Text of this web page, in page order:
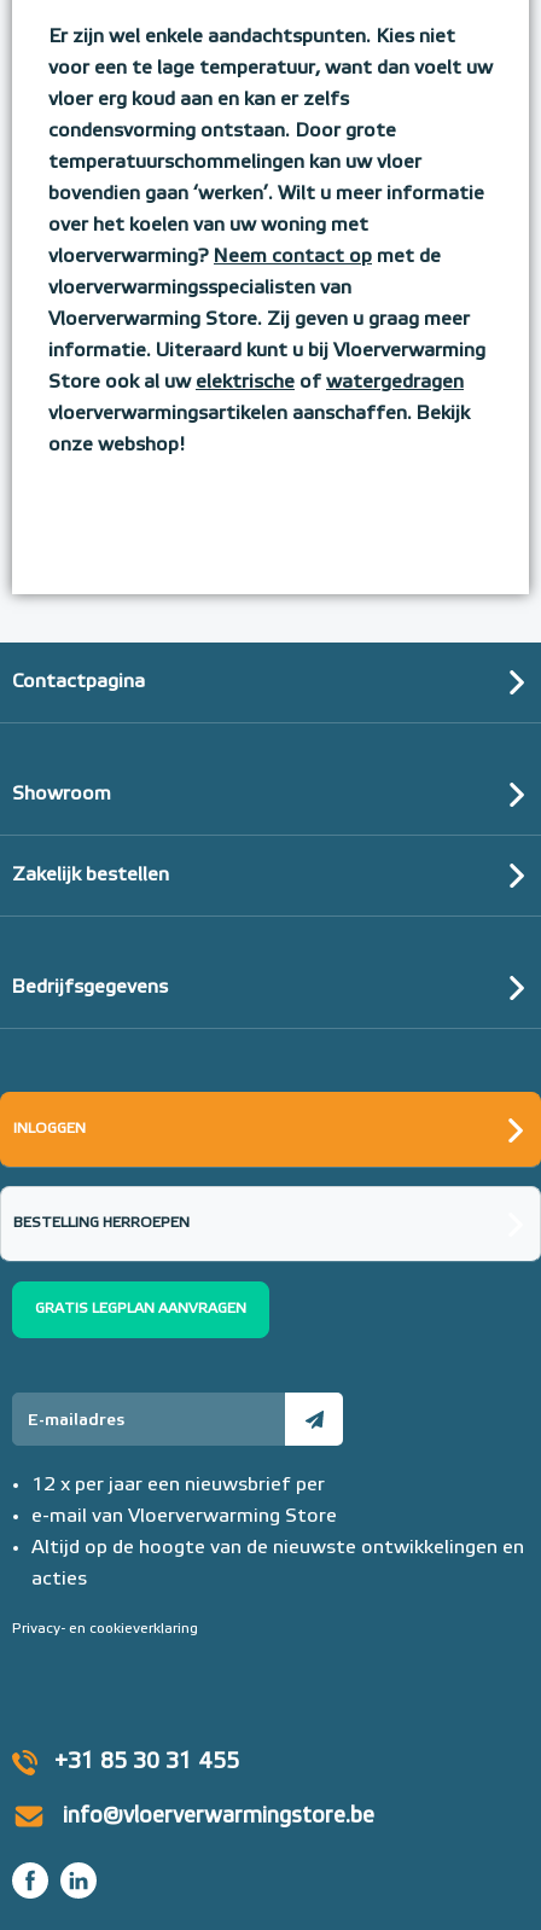
Er zijn wel enkele aandachtspunten. Kies niet
voor een te lage temperatuur, want dan voelt uw
vloer erg koud aan en kan er zelfs
condensvorming ontstaan. Door grote
temperatuurschommelingen kan uw vloer
bovendien gaan ‘werken’. Wilt u meer informatie
over het koelen van uw woning met
vloerverwarming? Neem contact op met de
vloerverwarmingsspecialisten van
Vloerverwarming Store. Zij geven u graag meer
informatie. Uiteraard kunt u bij Vloerverwarming
Store ook al uw elektrische of watergedragen
vloerverwarmingsartikelen aanschaffen. Bekijk
onze webshop!
+31 85 30 31 455
info@vloerverwarmingstore.be
Contactpagina
Showroom
Zakelijk bestellen
Bedrijfsgegevens
INLOGGEN
BESTELLING HERROEPEN
GRATIS LEGPLAN AANVRAGEN
12 x per jaar een nieuwsbrief per
e-mail van Vloerverwarming Store
Altijd op de hoogte van de nieuwste ontwikkelingen en
acties
Privacy- en cookieverklaring